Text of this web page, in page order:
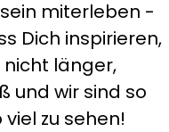
miterleben -
Dich inspirieren,
länger,
und wir sind so
zu sehen!